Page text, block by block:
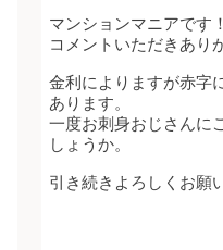
マンションマニアです！
コメントいただきあり
金利によりますが赤字
あります。
一度お刺身おじさんに
しょうか。
引き続きよろしくお願